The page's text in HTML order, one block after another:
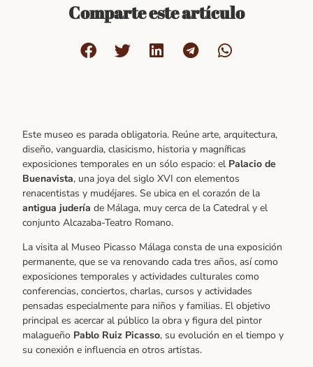
Comparte este artículo
Este museo es parada obligatoria. Reúne arte, arquitectura,
diseño, vanguardia, clasicismo, historia y magníficas
exposiciones temporales en un sólo espacio: el Palacio de
Buenavista, una joya del siglo XVI con elementos
renacentistas y mudéjares. Se ubica en el corazón de la
antigua judería de Málaga, muy cerca de la Catedral y el
conjunto Alcazaba-Teatro Romano.
La visita al Museo Picasso Málaga consta de una exposición
permanente, que se va renovando cada tres años, así como
exposiciones temporales y actividades culturales como
conferencias, conciertos, charlas, cursos y actividades
pensadas especialmente para niños y familias. El objetivo
principal es acercar al público la obra y figura del pintor
malagueño Pablo Ruiz Picasso, su evolución en el tiempo y
su conexión e influencia en otros artistas.